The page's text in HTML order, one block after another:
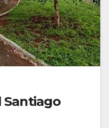
Santiago